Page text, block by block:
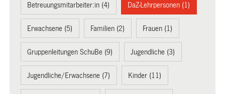
Betreuungsmitarbeiter:in (4) DaZ-Lehrpersonen (1)
Erwachsene (5) Familien (2) Frauen (1)
Gruppenleitungen SchuBe (9) Jugendliche (3)
Jugendliche/Erwachsene (7) Kinder (11)